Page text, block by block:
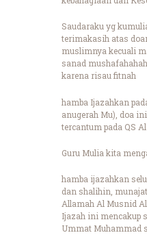
Saudaraku yg
terimakasih atas
muslimnya kecuali
sanad
karena risau fitnah
hamba Ijazahkan
anugerah Mu), doa
tercantum pada QS
Guru Mulia kita
hamba ijazahkan
dan shalihin,
Allamah Al Musnid
Ijazah ini mencakup
Ummat Muhammad